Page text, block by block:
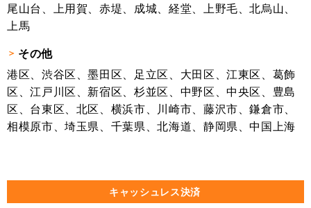
尾山台、上用賀、赤堤、成城、経堂、上野毛、北烏山、
上馬
その他
港区、渋谷区、墨田区、足立区、大田区、江東区、葛飾
区、江戸川区、新宿区、杉並区、中野区、中央区、豊島
区、台東区、北区、横浜市、川崎市、藤沢市、鎌倉市、
相模原市、埼玉県、千葉県、北海道、静岡県、中国上海
キャッシュレス決済